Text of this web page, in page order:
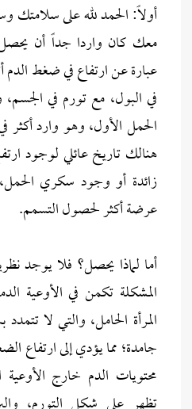
أولاً: الحمد لله على سلامتك
معك كان واردا جداً أن
عبارة عن ارتفاع في ضغط الدم
في البول، مع تورم في
الحمل الأول، وهو وارد أكثر
هنالك تاريخ عائلي لوجود
زائدة أو وجود سكري الحمل،
عرضة أكثر لحصول التسمم.
أما لماذا يحصل؟ فلا يوجد
المشكلة تكمن في الأوعية
المرأة الحامل، والتي لا
جامدة؛ مما يؤدي إلى ارتفاع
محتويات الدم خارج الأوعية